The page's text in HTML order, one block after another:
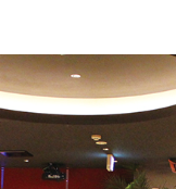
るご質問
業・団体イベント